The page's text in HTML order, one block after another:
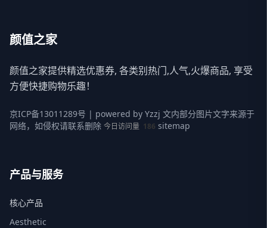
颜值之家
颜值之家提供精选优惠券, 各类别热门,人气,火爆商品, 享受
方便快捷购物乐趣！
京ICP备13011289号 | powered by Yzzj 文内部分图片文字来源于
网络，如侵权请联系删除 今日访问量 186 sitemap
产品与服务
核心产品
Aesthetic